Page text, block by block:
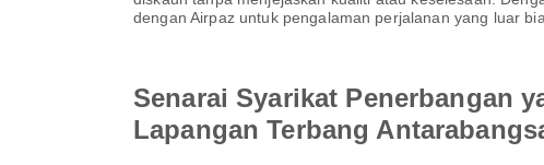
dengan Airpaz untuk pengalaman perjalanan yang luar
Senarai Syarikat Penerbangan
Lapangan Terbang